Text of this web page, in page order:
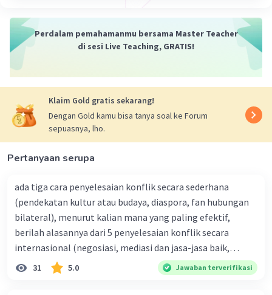
Lepaskan jari telunjuk dari bola.
Saat sudah melempar, usahakan laju dan
Beri Rating Balas
Perdalam pemahamanmu bersama Master Teacher
di sesi Live Teaching, GRATIS!
Klaim Gold gratis sekarang!
Dengan Gold kamu bisa tanya soal ke Forum
sepuasnya, lho.
Pertanyaan serupa
ada tiga cara penyelesaian konflik secara sederhana
(pendekatan kultur atau budaya, diaspora, fan hubungan
bilateral), menurut kalian mana yang paling efektif,
berilah alasannya dari 5 penyelesaian konflik secara
internasional (negosiasi, mediasi dan jasa-jasa baik,
konsiliasi, penyelidikan, dan penyelesaian di bawah
naungan organisasi PBB), menurut kalian mana yang
31 5.0 Jawaban terverifikasi